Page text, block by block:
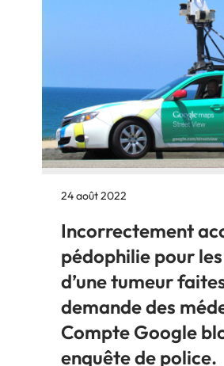
24 août 2022
Incorrectement
pédophilie pour
d’une tumeur
demande des
Compte Google
enquête de police.